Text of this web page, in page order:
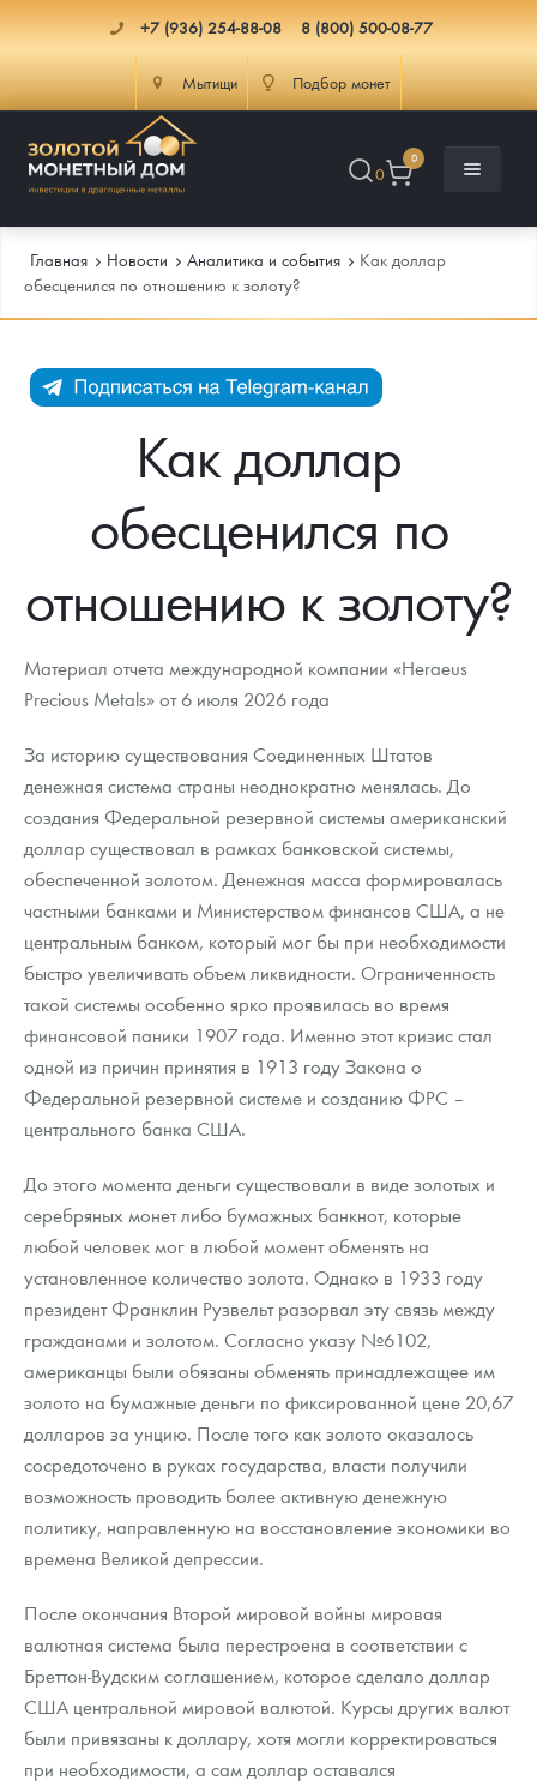
+7 (936) 254-88-08 8 (800) 500-08-77
Мытищи Подбор монет
0
0
Каталог Монет
Инвестиционные монеты
Монеты Россия и СССР
Памятные и старинные монеты
Памятные монеты России и СССР
Монеты Царской России
Монеты стран мира после 1950г
Георгий Победоносец
Золотой червонец Сеятель
Аксессуары
Гарри Поттер
Год Лошади
Жетоны "Необыкновенные обитатели глубин"
Ювелирные изделия
Русская нумизматика
Золотая карманная галерея
Наборы подарочных и коллекционных монет
Монеты и жетоны из недрагоценных металлов
Инфо
Как сделать заказ
Подлинность монет
Гарантии
Выкуп монет
Памятка для работы с монетами из драгметаллов
Условия возврата
Монеты
Политика использования Cookies
Положение по обработке и защите персональных данных
Информация
Распродажа монет и жетонов
Аналитика и события
Итоги 2025 года. Прогноз курсов золота, серебра, платины на
2026 год
Cтатьи
Котировки
Курс золота и серебра
Скупка слитков
Контакты
Наши преимущества
Письмо директору
Пресс-служба
Главная Новости Аналитика и события
Как доллар
обесценился по отношению к золоту?
Как доллар
обесценился по
отношению к золоту?
Материал отчета международной компании «Heraeus
Precious Metals» от 6 июля 2026 года
За историю существования Соединенных Штатов
денежная система страны неоднократно менялась. До
создания Федеральной резервной системы американский
доллар существовал в рамках банковской системы,
обеспеченной золотом. Денежная масса формировалась
частными банками и Министерством финансов США, а не
центральным банком, который мог бы при необходимости
быстро увеличивать объем ликвидности. Ограниченность
такой системы особенно ярко проявилась во время
финансовой паники 1907 года. Именно этот кризис стал
одной из причин принятия в 1913 году Закона о
Федеральной резервной системе и созданию ФРС –
центрального банка США.
До этого момента деньги существовали в виде золотых и
серебряных монет либо бумажных банкнот, которые
любой человек мог в любой момент обменять на
установленное количество золота. Однако в 1933 году
президент Франклин Рузвельт разорвал эту связь между
гражданами и золотом. Согласно указу №6102,
американцы были обязаны обменять принадлежащее им
золото на бумажные деньги по фиксированной цене 20,67
долларов за унцию. После того как золото оказалось
сосредоточено в руках государства, власти получили
возможность проводить более активную денежную
политику, направленную на восстановление экономики во
времена Великой депрессии.
После окончания Второй мировой войны мировая
валютная система была перестроена в соответствии с
Бреттон-Вудским соглашением, которое сделало доллар
США центральной мировой валютой. Курсы других валют
были привязаны к доллару, хотя могли корректироваться
при необходимости, а сам доллар оставался